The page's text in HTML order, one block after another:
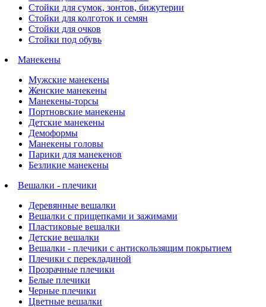
Стойки для сумок, зонтов, бижутерии
Стойки для колготок и семян
Стойки для очков
Стойки под обувь
Манекены
Мужские манекены
Женские манекены
Манекены-торсы
Портновские манекены
Детские манекены
Демоформы
Манекены головы
Парики для манекенов
Безликие манекены
Вешалки - плечики
Деревянные вешалки
Вешалки с прищепками и зажимами
Пластиковые вешалки
Детские вешалки
Вешалки - плечики с антискользящим покрытием
Плечики с перекладиной
Прозрачные плечики
Белые плечики
Черные плечики
Цветные вешалки